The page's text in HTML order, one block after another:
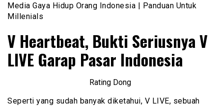
Media Gaya Hidup Orang Indonesia | Panduan Untuk
Millenials
V Heartbeat, Bukti Seriusnya V
LIVE Garap Pasar Indonesia
Rating Dong
Seperti yang sudah banyak diketahui, V LIVE, sebuah